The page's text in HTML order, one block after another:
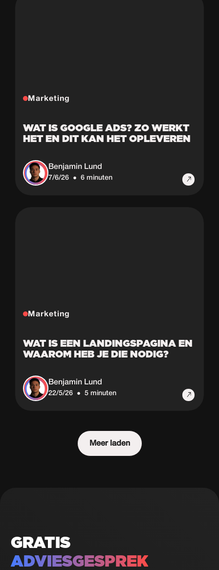
Marketing
WAT IS GOOGLE ADS? ZO WERKT
HET EN DIT KAN HET OPLEVEREN
Benjamin Lund
7/6/26 • 6 minuten
Marketing
WAT IS EEN LANDINGSPAGINA EN
WAAROM HEB JE DIE NODIG?
Benjamin Lund
22/5/26 • 5 minuten
Meer laden
GRATIS
ADVIESGESPREK